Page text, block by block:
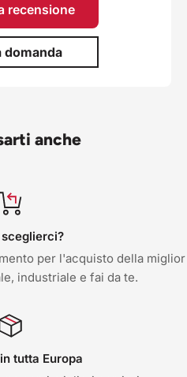
recensione
domanda
anche
per l'acquisto della miglior
industriale e fai da te.
tutta Europa